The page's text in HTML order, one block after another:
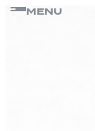
Passer
MENU
Panneau de